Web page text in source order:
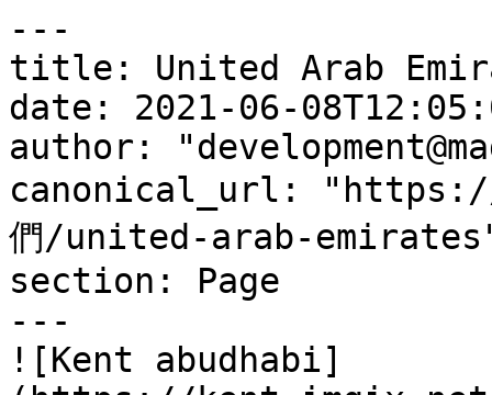
---
title: United Arab
date: 2021-06-
author:
canonical_url: "https://
們/united-arab-
section: Page
---
![Kent abudhabi]